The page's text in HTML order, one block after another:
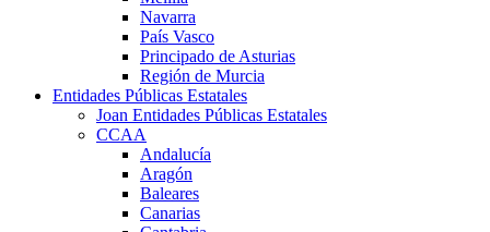
Navarra
País Vasco
Principado de Asturias
Región de Murcia
Entidades Públicas Estatales
Joan Entidades Públicas Estatales
CCAA
Andalucía
Aragón
Baleares
Canarias